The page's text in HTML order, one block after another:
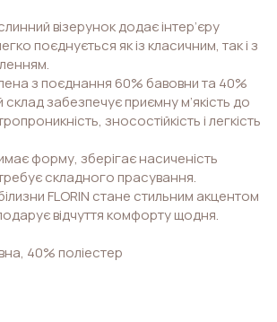
візерунок додає інтер’єру
поєднується як із класичним, так і з
з поєднання 60% бавовни та 40%
склад забезпечує приємну м’якість до
зносостійкість і легкість
форму, зберігає насиченість
складного прасування.
FLORIN стане стильним акцентом
відчуття комфорту щодня.
40% поліестер